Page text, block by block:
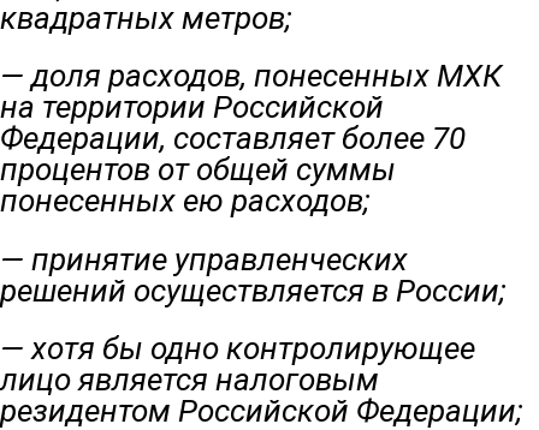
квадратных метров;
— доля расходов, понесенных МХК
на территории Российской
Федерации, составляет более 70
процентов от общей суммы
понесенных ею расходов;
— принятие управленческих
решений осуществляется в России;
— хотя бы одно контролирующее
лицо является налоговым
резидентом Российской Федерации;